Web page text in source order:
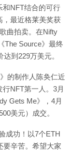
和NFT结合的可行
，最近格莱美奖获
曲拍卖。在Nifty
The Source》最终
到229万美元。
的制作人陈奂仁近
NFT第一人。3月
Gets Me》，4月
美元）成交。
成功！以7个ETH
要辛苦。希望大家